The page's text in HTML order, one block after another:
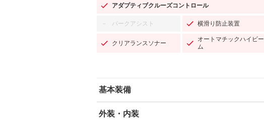
アダプティブクルーズコントロール
－ パークアシスト 横滑り防止装置
クリアランスソナー
オートマチックハイビー
ム
基本装備
エアバッグ：運転席/助手席/サイド
外装・内装